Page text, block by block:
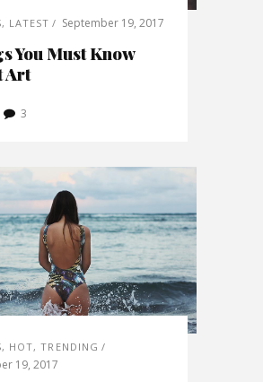
, LATEST September 19, 2017
You Must Know
Art
3
, HOT,TRENDING
19, 2017